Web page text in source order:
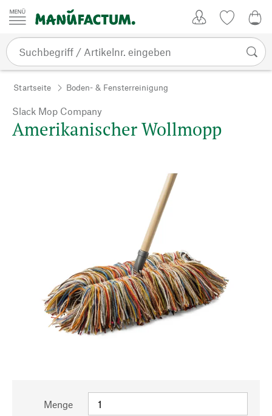
Zum Inhalt springen
Startseite Boden- & Fensterreinigung
Slack Mop Company
Amerikanischer Wollmopp
Menge